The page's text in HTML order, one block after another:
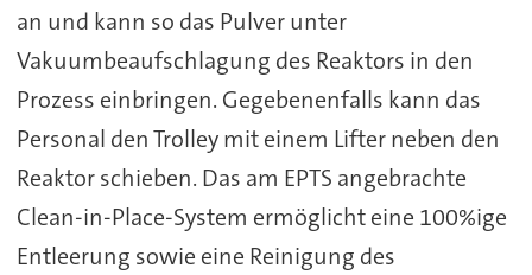
an und kann so das Pulver unter
Vakuumbeaufschlagung des Reaktors in den
Prozess einbringen. Gegebenenfalls kann das
Personal den Trolley mit einem Lifter neben den
Reaktor schieben. Das am EPTS angebrachte
Clean-in-Place-System ermöglicht eine 100%ige
Entleerung sowie eine Reinigung des